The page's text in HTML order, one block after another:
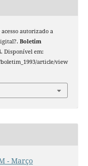
autorizado a
Boletim
Disponível em:
article/view
- Março